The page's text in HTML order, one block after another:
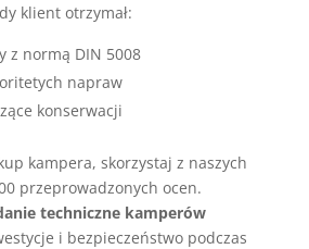
klient otrzymał:
z normą DIN 5008
napraw
konserwacji
kampera, skorzystaj z naszych
przeprowadzonych ocen.
techniczne kamperów
i bezpieczeństwo podczas